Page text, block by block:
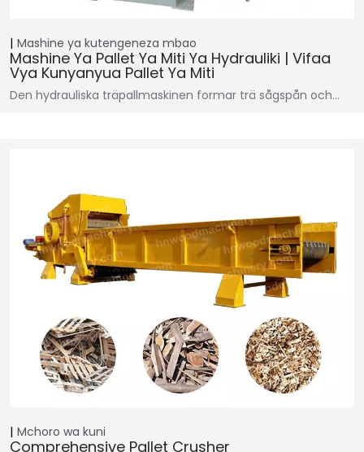
Mashine ya kutengeneza mbao
Mashine Ya Pallet Ya Miti Ya Hydrauliki | Vifaa
Vya Kunyanyua Pallet Ya Miti
Den hydrauliska träpallmaskinen formar trä sågspån och…
Mchoro wa kuni
Comprehensive Pallet Crusher